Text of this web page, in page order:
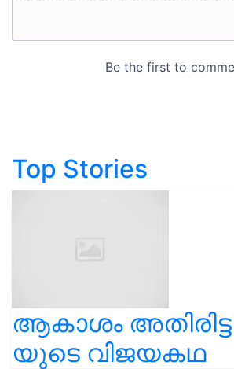
Top Stories
ആകാശം
യുടെ വിജയകഥ